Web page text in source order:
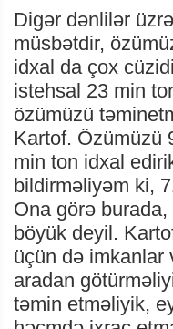
Digər dənlilər
müsbətdir,
idxal da çox
istehsal 23 min
özümüzü
Kartof. Özümüzü
min ton idxal
bildirməliyəm ki,
Ona görə
böyük deyil. Kartof
üçün də imkanlar
aradan
təmin etməliyik,